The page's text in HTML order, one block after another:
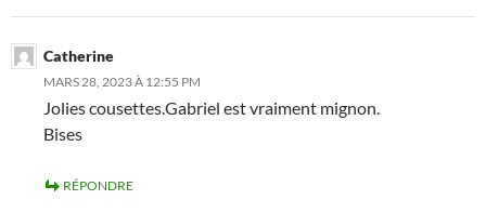
Catherine
MARS 28, 2023 À 12:55 PM
Jolies cousettes.Gabriel est vraiment mignon.
Bises
RÉPONDRE